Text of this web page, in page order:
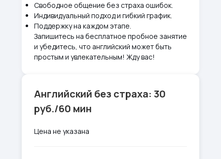
Свободное общение без страха ошибок.
Индивидуальный подход и гибкий график.
Поддержку на каждом этапе.
Запишитесь на бесплатное пробное занятие
и убедитесь, что английский может быть
простым и увлекательным! Жду вас!
Английский без страха: 30
руб./60 мин
Цена не указана